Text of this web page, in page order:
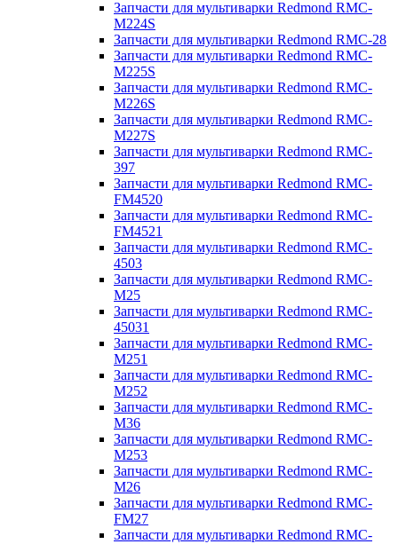
Запчасти для мультиварки Redmond RMC-
M224S
Запчасти для мультиварки Redmond RMC-28
Запчасти для мультиварки Redmond RMC-
M225S
Запчасти для мультиварки Redmond RMC-
M226S
Запчасти для мультиварки Redmond RMC-
M227S
Запчасти для мультиварки Redmond RMC-
397
Запчасти для мультиварки Redmond RMC-
FM4520
Запчасти для мультиварки Redmond RMC-
FM4521
Запчасти для мультиварки Redmond RMC-
4503
Запчасти для мультиварки Redmond RMC-
M25
Запчасти для мультиварки Redmond RMC-
45031
Запчасти для мультиварки Redmond RMC-
M251
Запчасти для мультиварки Redmond RMC-
M252
Запчасти для мультиварки Redmond RMC-
M36
Запчасти для мультиварки Redmond RMC-
M253
Запчасти для мультиварки Redmond RMC-
M26
Запчасти для мультиварки Redmond RMC-
FM27
Запчасти для мультиварки Redmond RMC-